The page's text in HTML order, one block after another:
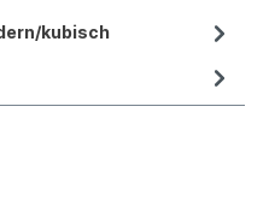
kubisch